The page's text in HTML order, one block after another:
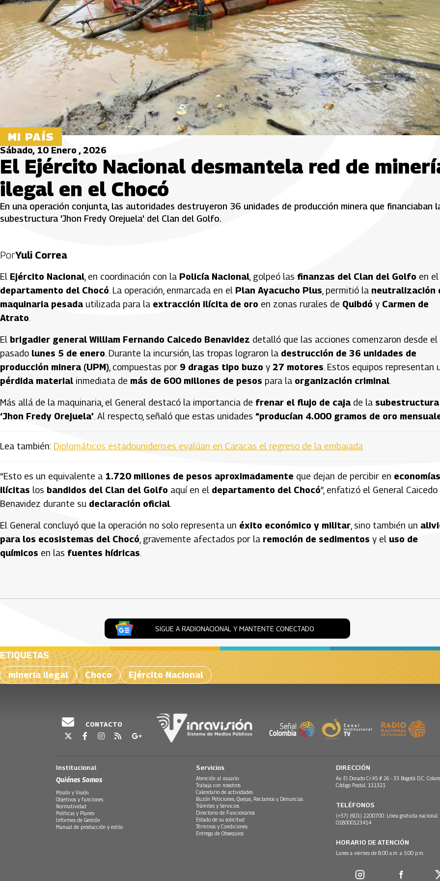
MI PAÍS
Sábado, 10 Enero , 2026
El Ejército Nacional desmantela red de
ilegal en el Chocó
En una operación conjunta, las autoridades destruyeron 36 unidades de producción minera que financiaban
subestructura 'Jhon Fredy Orejuela' del Clan del Golfo.
PorYuli Correa
El Ejército Nacional , en coordinación con la Policía Nacional , golpeó las finanzas del Clan del Golfo en el
departamento del Chocó. La operación, enmarcada en el Plan Ayacucho Plus , permitió la neutralización
maquinaria pesada utilizada para la extracción ilícita de oro en zonas rurales de Quibdó y Carmen de
Atrato.
El brigadier general William Fernando Caicedo Benavidez detalló que las acciones comenzaron desde el
pasado lunes 5 de enero. Durante la incursión, las tropas lograron la destrucción de 36 unidades de
producción minera (UPM) , compuestas por 9 dragas tipo buzo y 27 motores. Estos equipos representan
pérdida material inmediata de más de 600 millones de pesos para la organización criminal.
Más allá de la maquinaria, el General destacó la importancia de frenar el flujo de caja de la subestructura
‘Jhon Fredy Orejuela’. Al respecto, señaló que estas unidades “producían 4.000 gramos de oro
Lea también: Diplomáticos estadounidenses evalúan en Caracas el regreso de la embajada
“Esto es un equivalente a 1.720 millones de pesos aproximadamente que dejan de percibir en economías
ilícitas los bandidos del Clan del Golfo aquí en el departamento del Chocó”, enfatizó el General Caicedo
Benavidez durante su declaración oficial.
El General concluyó que la operación no solo representa un éxito económico y militar , sino también un
para los ecosistemas del Chocó , gravemente afectados por la remoción de sedimentos y el uso de
químicos en las fuentes hídricas.
SIGUE A RADIONACIONAL Y MANTENTE CONECTADO
ETIQUETAS
mineria ilegal
Choco Ejército Nacional
CONTACTO
Institucional
Quiénes Somos
Misión y Visión
Objetivos y funciones
Normatividad
Políticas y Planes
Informes de Gestión
Manual de producción y estilo
Servicios
Atención al usuario
Trabaja con nosotros
Calendario de actividades
Buzón Peticiones, Quejas, Reclamos y Denuncias
Trámites y Servicios
Directorio de Funcionarios
Estado de su solicitud
Términos y Condiciones
Entrega de Obsequios
DIRECCIÓN
Av. El Dorado Cr.45 # 26 - 33 Bogotá D.C.
Código Postal: 111321
TELÉFONOS
(+57) (601) 2200700. Línea gratuita nacional:
018000123414
HORARIO DE ATENCIÓN
Lunes a viernes de 8:00 a.m. a 5:00 p.m.